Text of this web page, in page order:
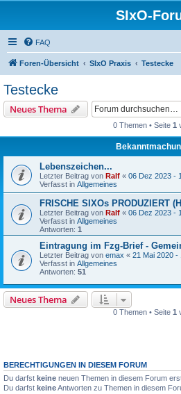
SIxO-
FAQ
Foren-Übersicht SIxO Praxis Testecke
Testecke
Neues Thema
0 Themen • Seite 1
Lebenszeichen...
Letzter Beitrag von Ralf « 06 Dez 2023 -
Verfasst in Allgemeines
FRISCHE SIXOs PRODUZIERT
Letzter Beitrag von Ralf « 06 Dez 2023 -
Verfasst in Allgemeines
Antworten: 1
Eintragung im Fzg-Brief -
Letzter Beitrag von emax « 21 Mai 2020 -
Verfasst in Allgemeines
Antworten: 51
Neues Thema
0 Themen • Seite 1
BERECHTIGUNGEN IN DIESEM FORUM
Du darfst keine neuen Themen in diesem Forum
Du darfst keineAntworten zu Themen in diesem